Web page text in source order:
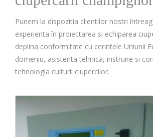
Punem la dispozitia clientilor nostri
experienta în proiectarea si echiparea
deplina conformitate cu cerintele Uniunii
domeniu, asistenta tehnicã, instruire si
tehnologia culturii ciupercilor.